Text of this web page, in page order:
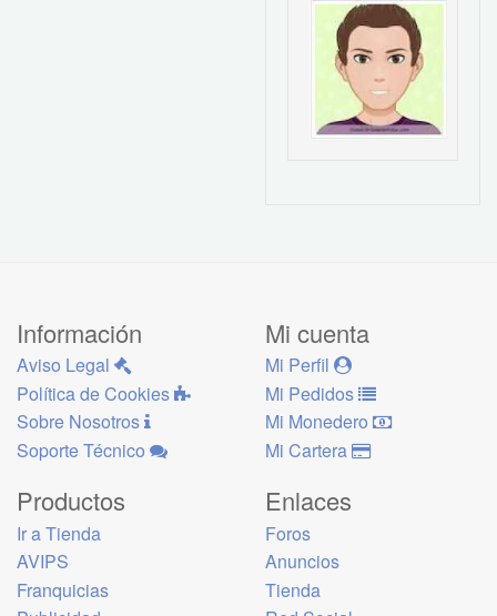
Información
Aviso Legal
Política de Cookies
Sobre Nosotros
Soporte Técnico
Mi cuenta
Mi Perfil
Mi Pedidos
Mi Monedero
Mi Cartera
Productos
Ir a Tienda
AVIPS
Franquicias
Enlaces
Foros
Anuncios
Tienda